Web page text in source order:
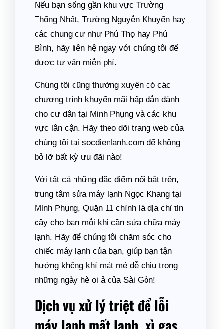
Nếu bạn sống gần khu vực Trường
Thống Nhất, Trường Nguyễn Khuyến hay
các chung cư như Phú Thọ hay Phú
Bình, hãy liên hệ ngay với chúng tôi để
được tư vấn miễn phí.
Chúng tôi cũng thường xuyên có các
chương trình khuyến mãi hấp dẫn dành
cho cư dân tại Minh Phụng và các khu
vực lân cận. Hãy theo dõi trang web của
chúng tôi tại socdienlanh.com để không
bỏ lỡ bất kỳ ưu đãi nào!
Với tất cả những đặc điểm nổi bật trên,
trung tâm sửa máy lạnh Ngọc Khang tại
Minh Phụng, Quận 11 chính là địa chỉ tin
cậy cho bạn mỗi khi cần sửa chữa máy
lạnh. Hãy để chúng tôi chăm sóc cho
chiếc máy lạnh của bạn, giúp bạn tận
hưởng không khí mát mẻ dễ chịu trong
những ngày hè oi ả của Sài Gòn!
Dịch vụ xử lý triệt để lỗi
máy lạnh mất lạnh, xì gas,